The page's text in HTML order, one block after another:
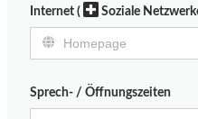
Internet ( Soziale
Sprech- / Öffnungszeiten